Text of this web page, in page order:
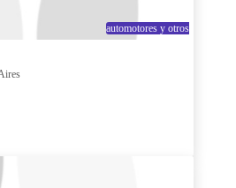
automotores y otros